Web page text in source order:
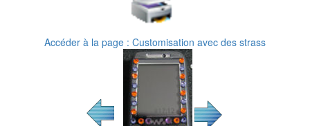
Accéder à la page : Customisation avec des strass